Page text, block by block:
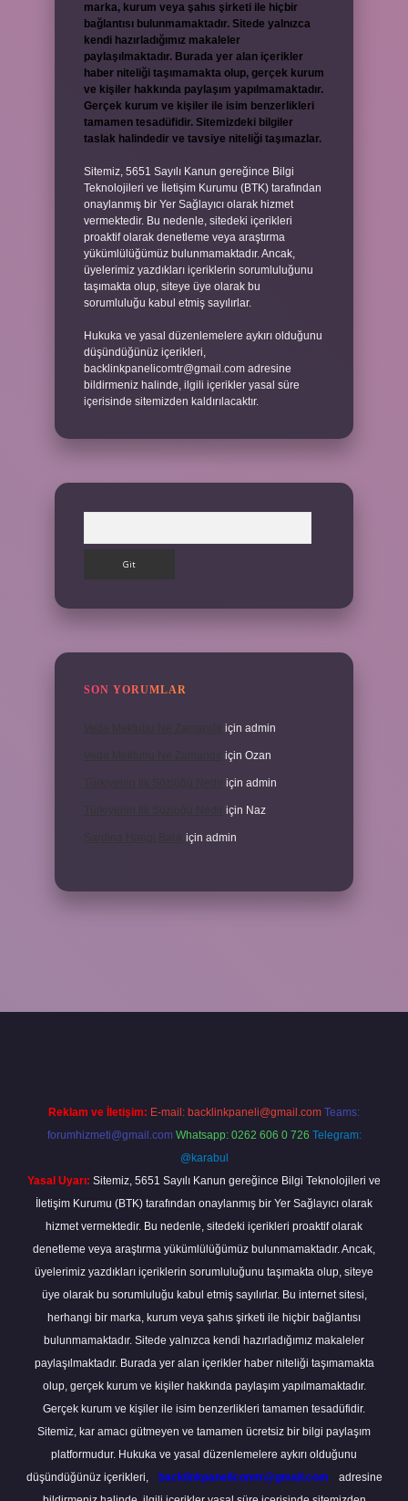
marka, kurum veya şahıs şirketi ile hiçbir
bağlantısı bulunmamaktadır. Sitede yalnızca
kendi hazırladığımız makaleler
paylaşılmaktadır. Burada yer alan içerikler
haber niteliği taşımamakta olup, gerçek kurum
ve kişiler hakkında paylaşım yapılmamaktadır.
Gerçek kurum ve kişiler ile isim benzerlikleri
tamamen tesadüfidir. Sitemizdeki bilgiler
taslak halindedir ve tavsiye niteliği taşımazlar.
Sitemiz, 5651 Sayılı Kanun gereğince Bilgi
Teknolojileri ve İletişim Kurumu (BTK) tarafından
onaylanmış bir Yer Sağlayıcı olarak hizmet
vermektedir. Bu nedenle, sitedeki içerikleri
proaktif olarak denetleme veya araştırma
yükümlülüğümüz bulunmamaktadır. Ancak,
üyelerimiz yazdıkları içeriklerin sorumluluğunu
taşımakta olup, siteye üye olarak bu
sorumluluğu kabul etmiş sayılırlar.
Hukuka ve yasal düzenlemelere aykırı olduğunu
düşündüğünüz içerikleri,
backlinkpanelicomtr@gmail.com adresine
bildirmeniz halinde, ilgili içerikler yasal süre
içerisinde sitemizden kaldırılacaktır.
SON YORUMLAR
için admin
için Ozan
için admin
Türkiyenin Ilk Sözlüğü Nedir için Naz
için admin
Reklam ve İletişim: E-mail: backlinkpaneli@gmail.com Teams:
forumhizmeti@gmail.com Whatsapp: 0262 606 0 726 Telegram:
@karabul
Yasal Uyarı: Sitemiz, 5651 Sayılı Kanun gereğince Bilgi Teknolojileri ve
İletişim Kurumu (BTK) tarafından onaylanmış bir Yer Sağlayıcı olarak
hizmet vermektedir. Bu nedenle, sitedeki içerikleri proaktif olarak
denetleme veya araştırma yükümlülüğümüz bulunmamaktadır. Ancak,
üyelerimiz yazdıkları içeriklerin sorumluluğunu taşımakta olup, siteye
üye olarak bu sorumluluğu kabul etmiş sayılırlar. Bu internet sitesi,
herhangi bir marka, kurum veya şahıs şirketi ile hiçbir bağlantısı
bulunmamaktadır. Sitede yalnızca kendi hazırladığımız makaleler
paylaşılmaktadır. Burada yer alan içerikler haber niteliği taşımamakta
olup, gerçek kurum ve kişiler hakkında paylaşım yapılmamaktadır.
Gerçek kurum ve kişiler ile isim benzerlikleri tamamen tesadüfidir.
Sitemiz, kar amacı gütmeyen ve tamamen ücretsiz bir bilgi paylaşım
platformudur. Hukuka ve yasal düzenlemelere aykırı olduğunu
düşündüğünüz içerikleri,
backlinkpanelicomtr@gmail.com
adresine